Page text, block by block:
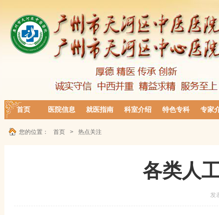
首页 医院信息 就医指南 科室介绍 特色专科 专家
您的位置： 首页 > 热点关注
各类人
发